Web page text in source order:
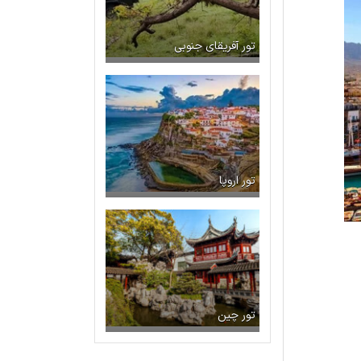
تور آفریقای جنوبی
تور اروپا
تور چین